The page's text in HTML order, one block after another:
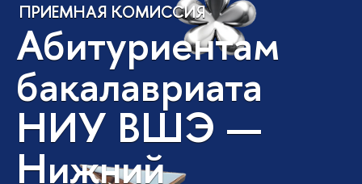
ПРИЕМНАЯ КОМИССИЯ
Абитуриентам
бакалавриата
НИУ ВШЭ —
Нижний